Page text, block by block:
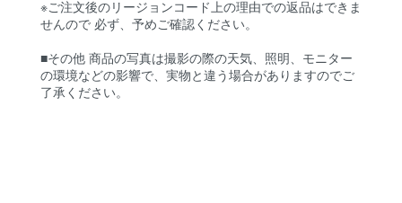
※ご注文後のリージョンコード上の理由での返品はできま
せんので 必ず、予めご確認ください。
■その他 商品の写真は撮影の際の天気、照明、モニター
の環境などの影響で、実物と違う場合がありますのでご
了承ください。